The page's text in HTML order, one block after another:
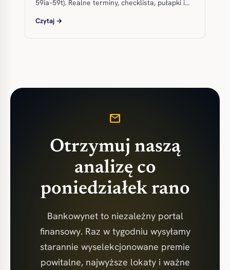
59ia–59t). Realne terminy, checklista, pułapki i…
Czytaj →
mail
Otrzymuj naszą
analizę co
poniedziałek rano
Bankowynet to niezależny portal
finansowy. Raz w tygodniu wysyłamy
starannie wyselekcjonowane premie
powitalne, najwyższe lokaty i ważne